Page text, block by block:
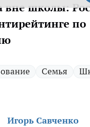
вне школы:
по
Семья
Игорь Савченко